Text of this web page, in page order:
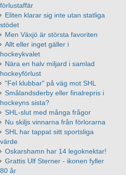
förlustaffär
Eliten klarar sig inte utan statliga
stödet
Men Växjö är största favoriten
Allt eller inget gäller i
hockeykvalet
Nära en halv miljard i samlad
hockeyförlust
"Fel klubbar" på väg mot SHL
Smålandsderby eller finalrepris i
hockeyns sista?
SHL-slut med många frågor
Nu skiljs vinnarna från förlorarna
SHL har tappat sitt sportsliga
värde
Oskarshamn har 14 legoknektar!
Grattis Ulf Sterner - ikonen fyller
80 år